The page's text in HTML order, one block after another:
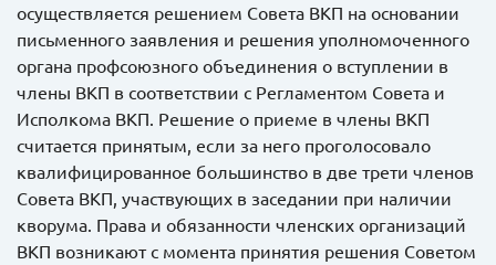
осуществляется решением Совета ВКП на основании
письменного заявления и решения уполномоченного
органа профсоюзного объединения о вступлении в
члены ВКП в соответствии с Регламентом Совета и
Исполкома ВКП. Решение о приеме в члены ВКП
считается принятым, если за него проголосовало
квалифицированное большинство в две трети членов
Совета ВКП, участвующих в заседании при наличии
кворума. Права и обязанности членских организаций
ВКП возникают с момента принятия решения Советом